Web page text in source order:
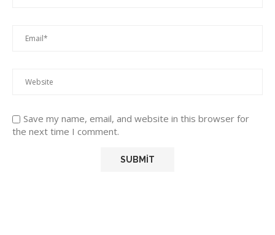
Save my name, email, and website in this browser for
the next time I comment.